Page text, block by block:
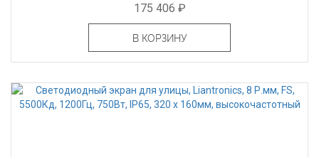
175 406 ₽
В КОРЗИНУ